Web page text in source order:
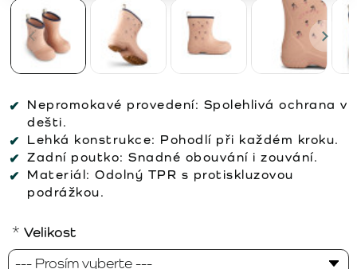
Nepromokavé provedení: Spolehlivá ochrana v
dešti.
Lehká konstrukce: Pohodlí při každém kroku.
Zadní poutko: Snadné obouvání i zouvání.
Materiál: Odolný TPR s protiskluzovou
podrážkou.
Velikost